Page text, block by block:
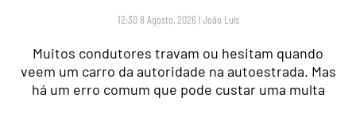
12:30 8 Agosto, 2026 |João Luís
Muitos condutores travam ou hesitam quando
veem um carro da autoridade na autoestrada. Mas
há um erro comum que pode custar uma multa